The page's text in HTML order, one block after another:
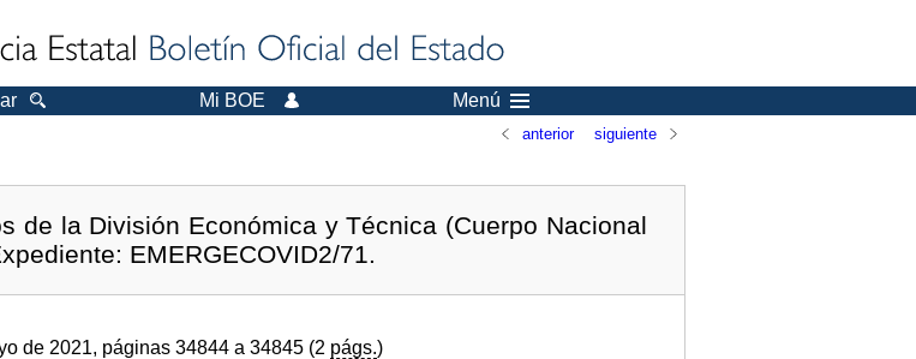
Mi BOE Menú
anterior siguiente
de la División Económica y Técnica (Cuerpo Nacional
EMERGECOVID2/71.
de 2021, páginas 34844 a 34845 (2 págs.)